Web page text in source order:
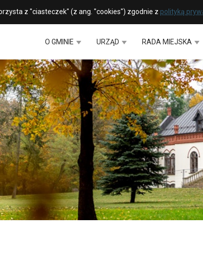
z "ciasteczek" (z ang. "cookies") zgodnie z polityką
O GMINIE URZĄD RADA MIEJSKA